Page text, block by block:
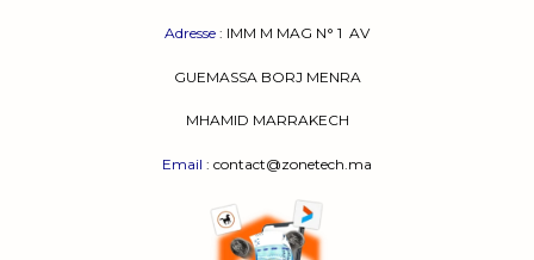
Adresse : IMM M MAG N° 1 AV
GUEMASSA BORJ MENRA
MHAMID MARRAKECH
Email : contact@zonetech.ma